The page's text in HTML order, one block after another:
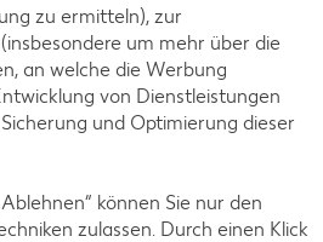
du an unserer
zu ermitteln), zur
um mehr über die
an welche die Werbung
von Dienstleistungen
und Optimierung dieser
können Sie nur den
zulassen. Durch einen Klick